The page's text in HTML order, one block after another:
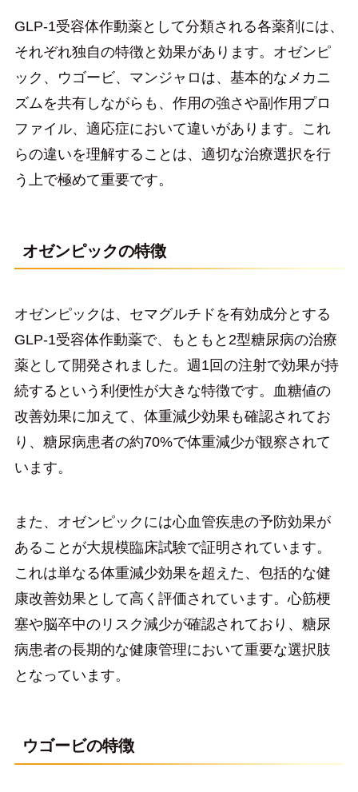
GLP-1受容体作動薬として分類される各薬剤には、
それぞれ独自の特徴と効果があります。オゼンピ
ック、ウゴービ、マンジャロは、基本的なメカニ
ズムを共有しながらも、作用の強さや副作用プロ
ファイル、適応症において違いがあります。これ
らの違いを理解することは、適切な治療選択を行
う上で極めて重要です。
オゼンピックの特徴
オゼンピックは、セマグルチドを有効成分とする
GLP-1受容体作動薬で、もともと2型糖尿病の治療
薬として開発されました。週1回の注射で効果が持
続するという利便性が大きな特徴です。血糖値の
改善効果に加えて、体重減少効果も確認されてお
り、糖尿病患者の約70%で体重減少が観察されて
います。
また、オゼンピックには心血管疾患の予防効果が
あることが大規模臨床試験で証明されています。
これは単なる体重減少効果を超えた、包括的な健
康改善効果として高く評価されています。心筋梗
塞や脳卒中のリスク減少が確認されており、糖尿
病患者の長期的な健康管理において重要な選択肢
となっています。
ウゴービの特徴